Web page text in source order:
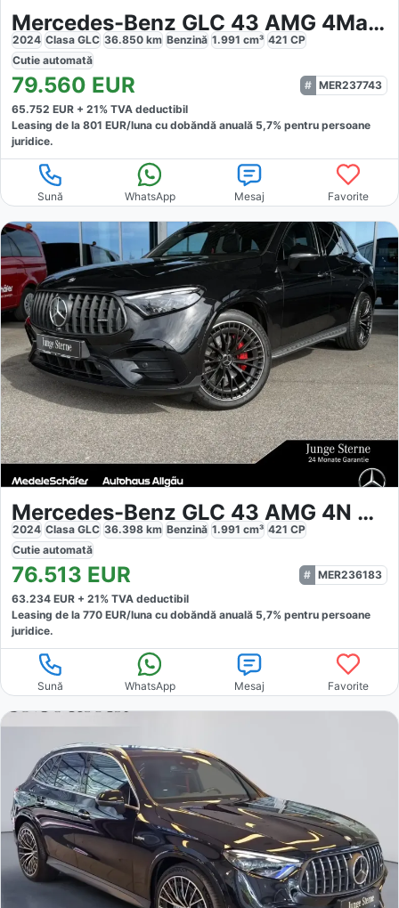
Mercedes-Benz GLC 43 AMG 4Matic Coupé
2024 Clasa GLC 36.850 km Benzină 1.991 cm³ 421 CP
Cutie automată
79.560 EUR
MER237743
65.752 EUR + 21% TVA deductibil
Leasing de la 801 EUR/luna cu dobăndă anuală 5,7% pentru persoane
juridice.
Sună WhatsApp Mesaj Favorite
Mercedes-Benz GLC 43 AMG 4N Night Premium 21
2024 Clasa GLC 36.398 km Benzină 1.991 cm³ 421 CP
Cutie automată
76.513 EUR
MER236183
63.234 EUR + 21% TVA deductibil
Leasing de la 770 EUR/luna cu dobăndă anuală 5,7% pentru persoane
juridice.
Sună WhatsApp Mesaj Favorite